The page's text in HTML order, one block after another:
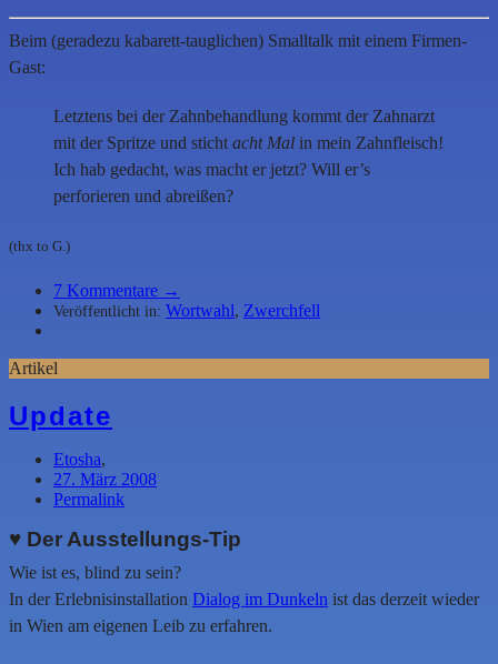
Beim (geradezu kabarett-tauglichen) Smalltalk mit einem Firmen-
Gast:
Letztens bei der Zahnbehandlung kommt der Zahnarzt
mit der Spritze und sticht acht Mal in mein Zahnfleisch!
Ich hab gedacht, was macht er jetzt? Will er’s
perforieren und abreißen?
(thx to G.)
7 Kommentare →
Veröffentlicht in: Wortwahl, Zwerchfell
Artikel
Update
Etosha,
27. März 2008
Permalink
♥ Der Ausstellungs-Tip
Wie ist es, blind zu sein?
In der Erlebnisinstallation Dialog im Dunkeln ist das derzeit wieder
in Wien am eigenen Leib zu erfahren.